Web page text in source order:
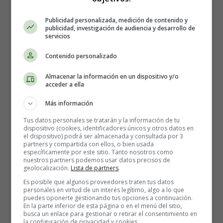
está contaminada con bacterias o la propia tinta provoca
un motivo de alergia.
Por estos motivos, se aconseja esperar hasta que el bebé
exclusiva. También se recomienda tomar precauciones si
asegurarte de que el tatuador tiene licencia y utiliza un
equipo limpio y estéril.
Cada experiencia de lactancia es diferente. Asegúrate de
consultar con un profesional sanitario sobre tus
circunstancias si tienes alguna duda sobre la posibilidad
Medidas de seguridad
Publicidad personalizada, medición de contenido y
publicidad, investigación de audiencia y desarrollo de
servicios
Contenido personalizado
Almacenar la información en un dispositivo y/o
acceder a ella
Más información
Tus datos personales se tratarán y la información de tu
dispositivo (cookies, identificadores únicos y otros datos en
el dispositivo) podrá ser almacenada y consultada por 3
partners y compartida con ellos, o bien usada
específicamente por este sitio. Tanto nosotros como
nuestros partners podemos usar datos precisos de
geolocalización. Lista de partners.
Es posible que algunos proveedores traten tus datos
personales en virtud de un interés legítimo, algo a lo que
puedes oponerte gestionando tus opciones a continuación.
En la parte inferior de esta página o en el menú del sitio,
busca un enlace para gestionar o retirar el consentimiento en